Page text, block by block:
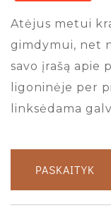
Atėjus metui
gimdymui, net
savo įrašą apie
ligoninėje per
linksėdama
PASKAITYK